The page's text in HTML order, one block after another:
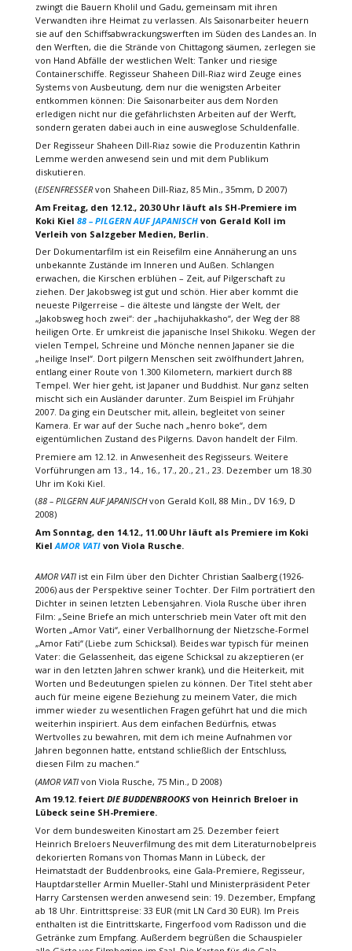
zwingt die Bauern Kholil und Gadu, gemeinsam mit ihren
Verwandten ihre Heimat zu verlassen. Als Saisonarbeiter heuern
sie auf den Schiffsabwrackungswerften im Süden des Landes an. In
den Werften, die die Strände von Chittagong säumen, zerlegen sie
von Hand Abfälle der westlichen Welt: Tanker und riesige
Containerschiffe. Regisseur Shaheen Dill-Riaz wird Zeuge eines
Systems von Ausbeutung, dem nur die wenigsten Arbeiter
entkommen können: Die Saisonarbeiter aus dem Norden
erledigen nicht nur die gefährlichsten Arbeiten auf der Werft,
sondern geraten dabei auch in eine ausweglose Schuldenfalle.
Der Regisseur Shaheen Dill-Riaz sowie die Produzentin Kathrin
Lemme werden anwesend sein und mit dem Publikum
diskutieren.
(EISENFRESSERvon Shaheen Dill-Riaz, 85 Min., 35mm, D 2007)
Am Freitag, den 12.12., 20.30 Uhr läuft als SH-Premiere im
Koki Kiel 88 – PILGERN AUF JAPANISCHvon Gerald Koll im
Verleih von Salzgeber Medien, Berlin.
Der Dokumentarfilm ist ein Reisefilm eine Annäherung an uns
unbekannte Zustände im Inneren und Außen. Schlangen
erwachen, die Kirschen erblühen – Zeit, auf Pilgerschaft zu
ziehen. Der Jakobsweg ist gut und schön. Hier aber kommt die
neueste Pilgerreise – die älteste und längste der Welt, der
„Jakobsweg hoch zwei“: der „hachijuhakkasho“, der Weg der 88
heiligen Orte. Er umkreist die japanische Insel Shikoku. Wegen der
vielen Tempel, Schreine und Mönche nennen Japaner sie die
„heilige Insel“. Dort pilgern Menschen seit zwölfhundert Jahren,
entlang einer Route von 1.300 Kilometern, markiert durch 88
Tempel. Wer hier geht, ist Japaner und Buddhist. Nur ganz selten
mischt sich ein Ausländer darunter. Zum Beispiel im Frühjahr
2007. Da ging ein Deutscher mit, allein, begleitet von seiner
Kamera. Er war auf der Suche nach „henro boke“, dem
eigentümlichen Zustand des Pilgerns. Davon handelt der Film.
Premiere am 12.12. in Anwesenheit des Regisseurs. Weitere
Vorführungen am 13., 14., 16., 17., 20., 21., 23. Dezember um 18.30
Uhr im Koki Kiel.
(88 – PILGERN AUF JAPANISCHvon Gerald Koll, 88 Min., DV 16:9, D
2008)
Am Sonntag, den 14.12., 11.00 Uhr läuft als Premiere im Koki
Kiel AMOR VATIvon Viola Rusche.
AMOR VATIist ein Film über den Dichter Christian Saalberg (1926-
2006) aus der Perspektive seiner Tochter. Der Film porträtiert den
Dichter in seinen letzten Lebensjahren. Viola Rusche über ihren
Film: „Seine Briefe an mich unterschrieb mein Vater oft mit den
Worten „Amor Vati“, einer Verballhornung der Nietzsche-Formel
„Amor Fati“ (Liebe zum Schicksal). Beides war typisch für meinen
Vater: die Gelassenheit, das eigene Schicksal zu akzeptieren (er
war in den letzten Jahren schwer krank), und die Heiterkeit, mit
Worten und Bedeutungen spielen zu können. Der Titel steht aber
auch für meine eigene Beziehung zu meinem Vater, die mich
immer wieder zu wesentlichen Fragen geführt hat und die mich
weiterhin inspiriert. Aus dem einfachen Bedürfnis, etwas
Wertvolles zu bewahren, mit dem ich meine Aufnahmen vor
Jahren begonnen hatte, entstand schließlich der Entschluss,
diesen Film zu machen.“
(AMOR VATIvon Viola Rusche, 75 Min., D 2008)
Am 19.12. feiert DIE BUDDENBROOKSvon Heinrich Breloer in
Lübeck seine SH-Premiere.
Vor dem bundesweiten Kinostart am 25. Dezember feiert
Heinrich Breloers Neuverfilmung des mit dem Literaturnobelpreis
dekorierten Romans von Thomas Mann in Lübeck, der
Heimatstadt der Buddenbrooks, eine Gala-Premiere, Regisseur,
Hauptdarsteller Armin Mueller-Stahl und Ministerpräsident Peter
Harry Carstensen werden anwesend sein: 19. Dezember, Empfang
ab 18 Uhr. Eintrittspreise: 33 EUR (mit LN Card 30 EUR). Im Preis
enthalten ist die Eintrittskarte, Fingerfood vom Radisson und die
Getränke zum Empfang. Außerdem begrüßen die Schauspieler